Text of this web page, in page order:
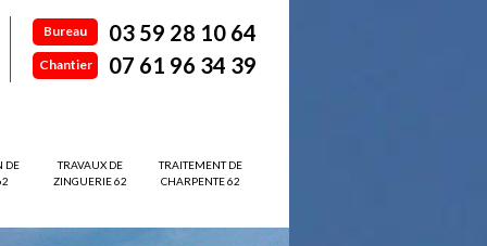
Bureau 03 59 28 10 64
Chantier 07 61 96 34 39
DE
TRAVAUX DE
ZINGUERIE 62
TRAITEMENT DE
CHARPENTE 62